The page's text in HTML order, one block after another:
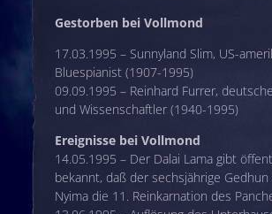
Gestorben bei Vollmond
17.03.1995 – Sunnyland Slim, US-
Bluespianist (1907-1995)
09.09.1995 – Reinhard Furrer,
und Wissenschaftler (1940-1995)
Ereignisse bei Vollmond
14.05.1995 – Der Dalai Lama gibt
bekannt, daß der sechsjährige Gedhun
Nyima die 11. Reinkarnation des